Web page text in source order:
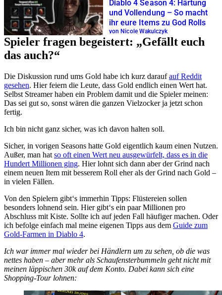
Diablo 4 Season 4: Härtung
und Vollendung – So macht
ihr eure Items zu God Rolls
von Nicole Wakulczyk
Spieler fragen begeistert: „Gefällt euch
das auch?“
Die Diskussion rund ums Gold habe ich kurz daraufauf Reddit
gesehen. Hier feiern die Leute, dass Gold endlich einen Wert hat.
Selbst Streamer haben ein Problem damit und die Spieler meinen:
Das sei gut so, sonst wären die ganzen Vielzocker ja jetzt schon
fertig.
Ich bin nicht ganz sicher, was ich davon halten soll.
Sicher, in vorigen Seasons hatte Gold eigentlich kaum einen Nutzen.
Außer, man hat so oft einen Wert neu ausgewürfelt, dass es in die
Hundert Millionen ging. Hier lohnt sich dann aber der Grind nach
einem neuen Item mit besserem Roll eher als der Grind nach Gold –
in vielen Fällen.
Von den Spielern gibt‘s immerhin Tipps: Flüstereien sollen
besonders lohnend sein. Hier gibt‘s ein paar Millionen pro
Abschluss mit Kiste. Sollte ich auf jeden Fall häufiger machen. Oder
ich befolge einfach mal meine eigenen Tipps aus dem Guide zum
Gold-Farmen in Diablo 4.
Ich war immer mal wieder bei Händlern um zu sehen, ob die was
nettes haben – aber mehr als Schaufensterbummeln geht nicht mit
meinen läppischen 30k auf dem Konto. Dabei kann sich eine
Shopping-Tour lohnen: